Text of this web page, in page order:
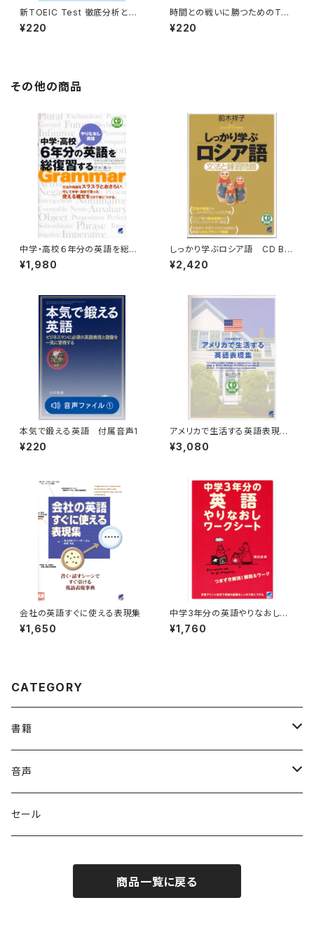
新TOEIC Test 徹底分析と完
全攻略 付属音声
¥220
時間との戦いに勝つためのTOE
IC TEST解法総合対策 付属
音声
¥220
その他の商品
中学・高校６年分の英語を総復
習する CD BOOK
¥1,980
しっかり学ぶロシア語 CD BO
OK
¥2,420
本気で鍛える英語 付属音声1
¥220
アメリカで生活する英語表現
集 CD BOOK
¥3,080
会社の英語すぐに使える表現集
¥1,650
中学3年分の英語やりなおしワ
ークシート
¥1,760
CATEGORY
書籍
英語
英会話・表現集
各国語
音声
英会話・表現集
セール
商品一覧に戻る